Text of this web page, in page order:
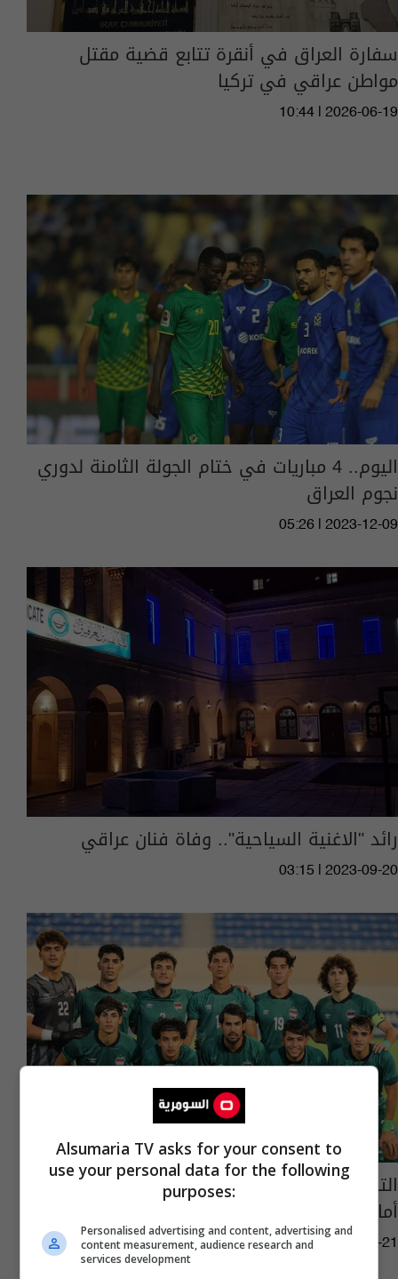
سفارة العراق في أنقرة تتابع قضية مقتل
مواطن عراقي في تركيا
10:44 | 2026-06-19
اليوم.. 4 مباريات في ختام الجولة الثامنة لدوري
نجوم العراق
05:26 | 2023-12-09
رائد "الاغنية السياحية".. وفاة فنان عراقي
03:15 | 2023-09-20
التشكيلة الأساسية للمنتخب الأولمبي العراقي
أمام نظيره السوداني
11:23 | 2023-08-21
Alsumaria TV asks for your consent to
use your personal data for the following
purposes:
Personalised advertising and content, advertising and
content measurement, audience research and
services development